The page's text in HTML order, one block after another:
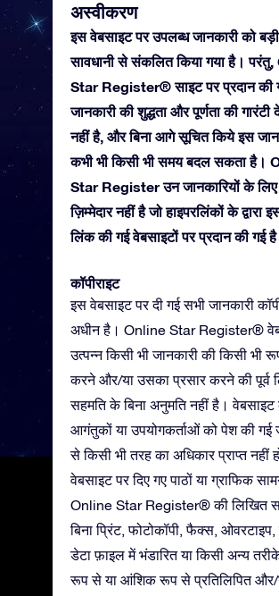
अस्वीकरण
इस वेबसाइट पर उपलब्ध जानकारी को
सावधानी से संकलित किया गया है।
Star Register® साइट पर प्रदान की
जानकारी की शुद्धता और पूर्णता की गारंटी
नहीं है, और बिना आगे सूचित किये इस
कभी भी किसी भी समय बदल सकता है।
Star Register उन जानकारियों के लिए
ज़िम्मेदार नहीं है जो हाइपरलिंकों के द्वारा
लिंक की गई वेबसाइटों पर प्रदान की गई
कॉपीराइट
इस वेबसाइट पर दी गई सभी जानकारी
अधीन है। Online Star Register®
उत्पन्न किसी भी जानकारी की किसी भी
करने और/या उसका प्रसार करने की पूर्व
सहमति के बिना अनुमति नहीं है।
आगंतुकों या उपयोगकर्ताओं को पेश की गई
से किसी भी तरह का अधिकार प्राप्त नहीं
वेबसाइट पर दिए गए पाठों या ग्राफिक
Online Star Register® की लिखित
बिना प्रिंट, फोटोकॉपी, फैक्स,
डेटा फ़ाइल में भंडारित या किसी अन्य
रूप से या आंशिक रूप से प्रतिलिपित और/